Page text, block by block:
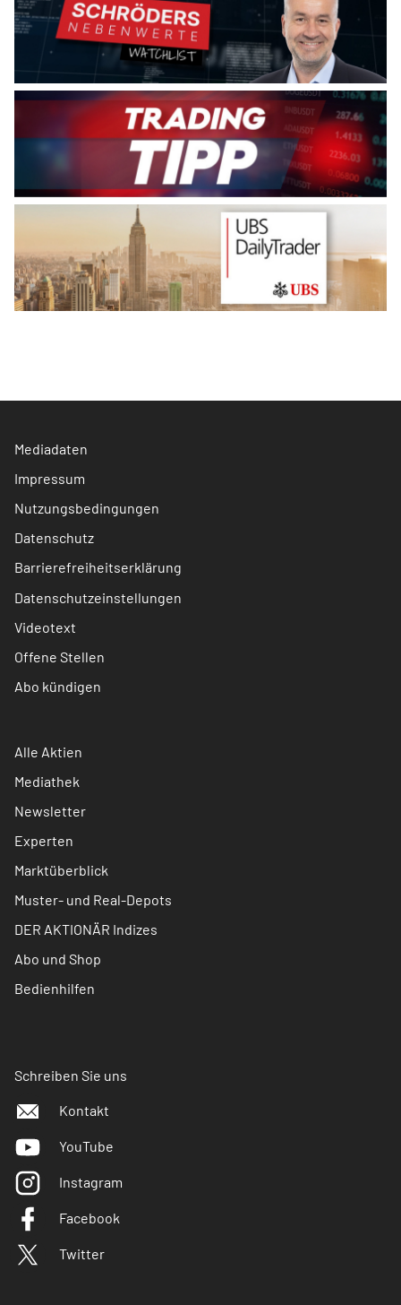
Mediadaten
Impressum
Nutzungsbedingungen
Datenschutz
Barrierefreiheitserklärung
Datenschutzeinstellungen
Videotext
Offene Stellen
Abo kündigen
Alle Aktien
Mediathek
Newsletter
Experten
Marktüberblick
Muster- und Real-Depots
DER AKTIONÄR Indizes
Abo und Shop
Bedienhilfen
Schreiben Sie uns
Kontakt
YouTube
Instagram
Facebook
Twitter